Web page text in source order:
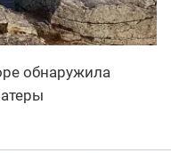
обнаружила